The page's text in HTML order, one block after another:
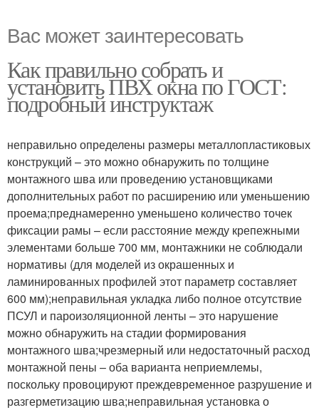
Вас может заинтересовать
Как правильно собрать и
установить ПВХ окна по ГОСТ:
подробный инструктаж
неправильно определены размеры металлопластиковых
конструкций – это можно обнаружить по толщине
монтажного шва или проведению установщиками
дополнительных работ по расширению или уменьшению
проема;преднамеренно уменьшено количество точек
фиксации рамы – если расстояние между крепежными
элементами больше 700 мм, монтажники не соблюдали
нормативы (для моделей из окрашенных и
ламинированных профилей этот параметр составляет
600 мм);неправильная укладка либо полное отсутствие
ПСУЛ и пароизоляционной ленты – это нарушение
можно обнаружить на стадии формирования
монтажного шва;чрезмерный или недостаточный расход
монтажной пены – оба варианта неприемлемы,
поскольку провоцируют преждевременное разрушение и
разгерметизацию шва;неправильная установка о